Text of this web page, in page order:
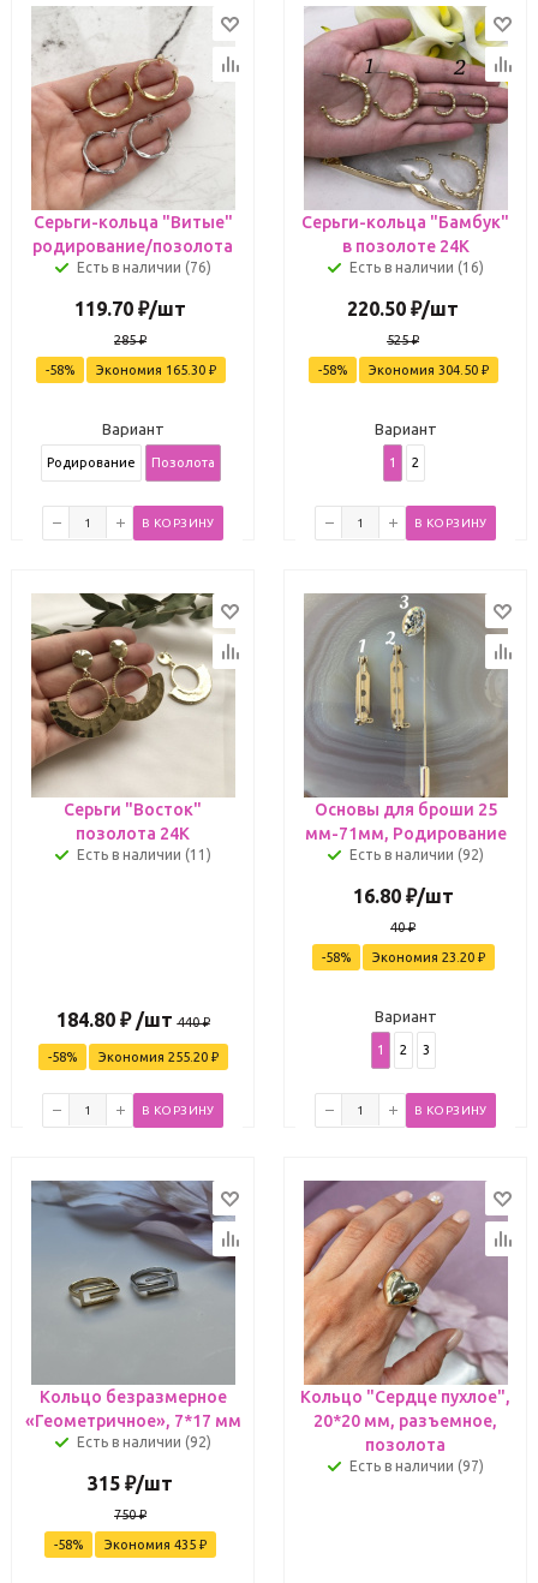
Серьги-кольца "Витые"
родирование/позолота
Есть в наличии (76)
119.70 ₽/шт
285₽
-58% Экономия 165.30₽
Вариант
Родирование Позолота
В КОРЗИНУ
Серьги-кольца "Бамбук"
в позолоте 24К
Есть в наличии (16)
220.50 ₽/шт
525₽
-58% Экономия 304.50₽
Вариант
1 2
В КОРЗИНУ
Серьги "Восток"
позолота 24К
Есть в наличии (11)
184.80₽ /шт 440₽
-58% Экономия 255.20₽
В КОРЗИНУ
Основы для броши 25
мм-71мм, Родирование
Есть в наличии (92)
16.80₽/шт
40₽
-58% Экономия 23.20₽
Вариант
1 2 3
В КОРЗИНУ
Кольцо безразмерное
«Геометричное», 7*17 мм
Есть в наличии (92)
315 ₽/шт
750₽
-58% Экономия 435 ₽
Кольцо "Сердце пухлое",
20*20 мм, разъемное,
позолота
Есть в наличии (97)